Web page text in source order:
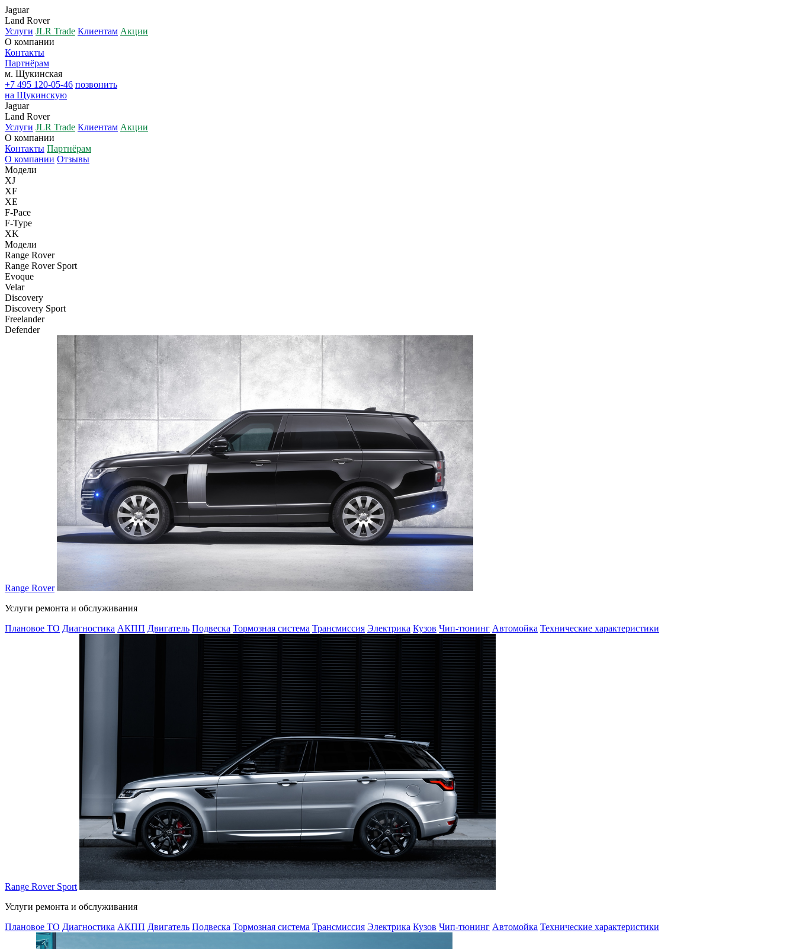
Jaguar
Land Rover
Услуги JLR Trade Клиентам Акции
О компании
Контакты
Партнёрам
м. Щукинская
+7 495 120-05-46 позвонить
на Щукинскую
Jaguar
Land Rover
Услуги JLR Trade Клиентам Акции
О компании
Контакты Партнёрам
О компании Отзывы
Модели
XJ
XF
XE
F-Pace
F-Type
XK
Модели
Range Rover
Range Rover Sport
Evoque
Velar
Discovery
Discovery Sport
Freelander
Defender
Range Rover
Услуги ремонта и обслуживания
Плановое ТО Диагностика АКПП Двигатель Подвеска Тормозная система Трансмиссия Электрика Кузов Чип-тюнинг Автомойка Технические характеристики
Range Rover Sport
Услуги ремонта и обслуживания
Плановое ТО Диагностика АКПП Двигатель Подвеска Тормозная система Трансмиссия Электрика Кузов Чип-тюнинг Автомойка Технические характеристики